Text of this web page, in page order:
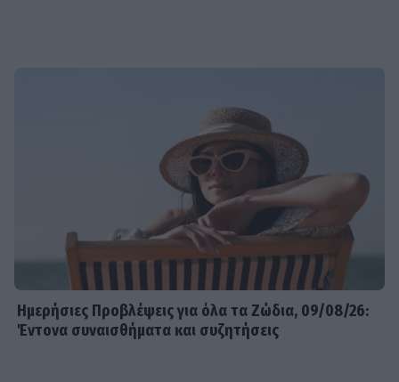
Ημερήσιες Προβλέψεις για όλα τα Ζώδια, 09/08/26:
Έντονα συναισθήματα και συζητήσεις